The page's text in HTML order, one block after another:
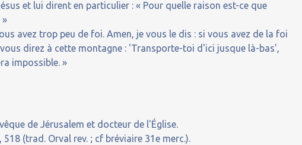
et lui dirent en particulier : « Pour quelle raison est-ce que
»
avez trop peu de foi. Amen, je vous le dis : si vous avez de la foi
direz à cette montagne : 'Transporte-toi d'ici jusque là-bas',
impossible. »
de Jérusalem et docteur de l'Église.
(trad. Orval rev. ; cf bréviaire 31e merc.).